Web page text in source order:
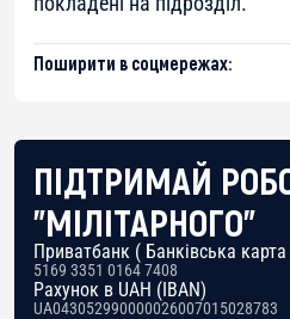
Поширити в соцмережах:
ПІДТРИМАЙ
"МІЛІТАРНОГО"
Приватбанк ( Банківська карта
5169 3351 0164 7408
Рахунок в UAH (IBAN)
UA043052990000026007015028783